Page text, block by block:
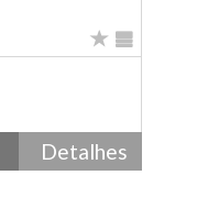
Detalhes